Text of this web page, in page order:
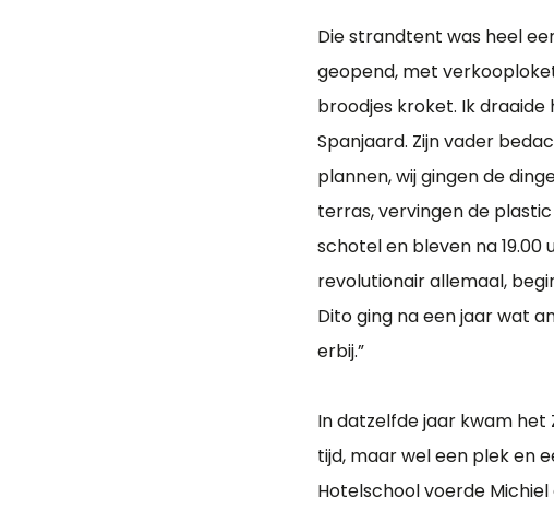
Die strandtent was heel
geopend, met
broodjes kroket. Ik
Spanjaard. Zijn vader
plannen, wij gingen de
terras, vervingen de
schotel en bleven na
revolutionair allemaal,
Dito ging na een jaar wat
erbij.”
In datzelfde jaar kwam het
tijd, maar wel een plek en
Hotelschool voerde